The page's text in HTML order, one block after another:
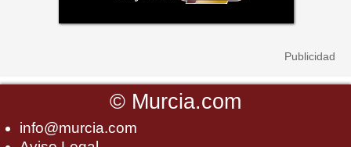
© Murcia.com
info@murcia.com